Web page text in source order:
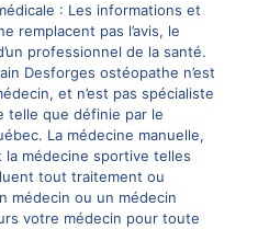
: Les informations et
remplacent pas l’avis, le
professionnel de la santé.
Desforges ostéopathe n’est
et n’est pas spécialiste
telle que définie par le
La médecine manuelle,
médecine sportive telles
tout traitement ou
médecin ou un médecin
votre médecin pour toute